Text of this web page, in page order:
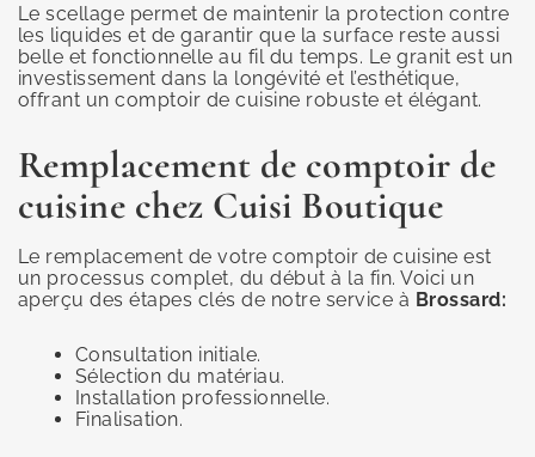
Le scellage permet de maintenir la protection contre
les liquides et de garantir que la surface reste aussi
belle et fonctionnelle au fil du temps. Le granit est un
investissement dans la longévité et l’esthétique,
offrant un comptoir de cuisine robuste et élégant.
Remplacement de comptoir de
cuisine chez Cuisi Boutique
Le remplacement de votre comptoir de cuisine est
un processus complet, du début à la fin. Voici un
aperçu des étapes clés de notre service à Brossard:
Consultation initiale.
Sélection du matériau.
Installation professionnelle.
Finalisation.